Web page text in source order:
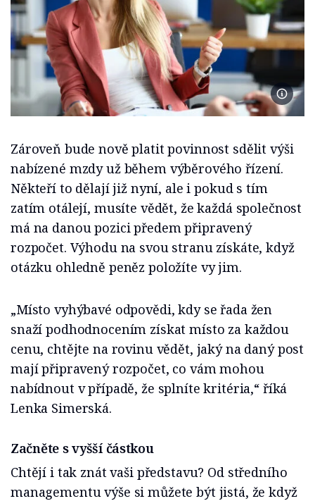
Foto
Zároveň bude nově platit povinnost sdělit výši
nabízené mzdy už během výběrového řízení.
Někteří to dělají již nyní, ale i pokud s tím
zatím otálejí, musíte vědět, že každá společnost
má na danou pozici předem připravený
rozpočet. Výhodu na svou stranu získáte, když
otázku ohledně peněz položíte vy jim.
„Místo vyhýbavé odpovědi, kdy se řada žen
snaží podhodnocením získat místo za každou
cenu, chtějte na rovinu vědět, jaký na daný post
mají připravený rozpočet, co vám mohou
nabídnout v případě, že splníte kritéria,“ říká
Lenka Simerská.
Začněte s vyšší částkou
Chtějí i tak znát vaši představu? Od středního
managementu výše si můžete být jistá, že když